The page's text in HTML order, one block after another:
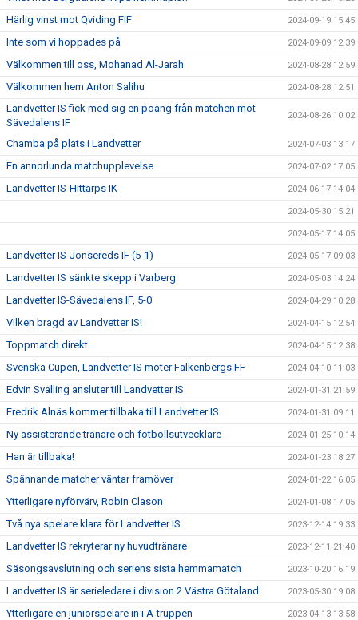
Härlig vinst mot Qviding FIF 2024-09-19 15:45
Inte som vi hoppades på 2024-09-09 12:39
Välkommen till oss, Mohanad Al-Jarah 2024-08-28 12:59
Välkommen hem Anton Salihu 2024-08-28 12:51
Landvetter IS fick med sig en poäng från matchen mot
Sävedalens IF
2024-08-26 10:02
Chamba på plats i Landvetter 2024-07-03 13:17
En annorlunda matchupplevelse 2024-07-02 17:05
Landvetter IS-Hittarps IK 2024-06-17 14:04
2024-05-30 15:21
2024-05-17 14:05
Landvetter IS-Jonsereds IF (5-1) 2024-05-17 09:03
Landvetter IS sänkte skepp i Varberg 2024-05-03 14:24
Landvetter IS-Sävedalens IF, 5-0 2024-04-29 10:28
Vilken bragd av Landvetter IS! 2024-04-15 12:54
Toppmatch direkt 2024-04-15 12:38
Svenska Cupen, Landvetter IS möter Falkenbergs FF 2024-04-10 11:03
Edvin Svalling ansluter till Landvetter IS 2024-01-31 21:59
Fredrik Alnäs kommer tillbaka till Landvetter IS 2024-01-31 09:11
Ny assisterande tränare och fotbollsutvecklare 2024-01-25 10:14
Han är tillbaka! 2024-01-23 18:27
Spännande matcher väntar framöver 2024-01-22 16:05
Ytterligare nyförvärv, Robin Clason 2024-01-08 17:05
Två nya spelare klara för Landvetter IS 2023-12-14 19:33
Landvetter IS rekryterar ny huvudtränare 2023-12-11 21:40
Säsongsavslutning och seriens sista hemmamatch 2023-10-20 16:19
Landvetter IS är serieledare i division 2 Västra Götaland. 2023-05-30 19:08
Ytterligare en juniorspelare in i A-truppen 2023-04-13 13:58